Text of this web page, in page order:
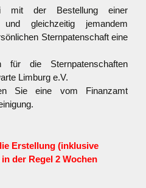
mit der Bestellung einer
und gleichzeitig jemandem
Sternpatenschaft eine
für die Sternpatenschaften
Limburg e.V.
Sie eine vom Finanzamt
Erstellung (inklusive
der Regel 2 Wochen